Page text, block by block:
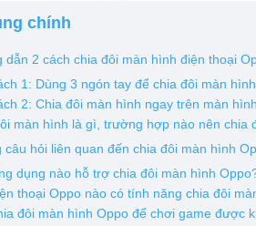
chính
dẫn 2 cách chia đôi màn hình điện thoại
1: Dùng 3 ngón tay để chia đôi màn
2: Chia đôi màn hình ngay trên màn
màn hình là gì, trường hợp nào nên chia
câu hỏi liên quan đến chia đôi màn hình
dụng nào hỗ trợ chia đôi màn hình
thoại Oppo nào có tính năng chia đôi
đôi màn hình Oppo để chơi game được